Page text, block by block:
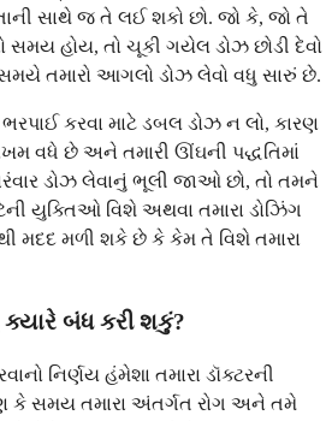
સાથે જ તે લઈ શકો છો. જો કે, જો તે
હોય, તો ચૂકી ગયેલ ડોઝ છોડી દેવો
તમારો આગલો ડોઝ લેવો વધુ સારું છે.
કરવા માટે ડબલ ડોઝ ન લો, કારણ
વધે છે અને તમારી ઊંઘની પદ્ધતિમાં
ડોઝ લેવાનું ભૂલી જાઓ છો, તો તમને
યુક્તિઓ વિશે અથવા તમારા ડોઝિંગ
મદદ મળી શકે છે કે કેમ તે વિશે તમારા
ક્યારે બંધ કરી શકું?
નિર્ણય હંમેશા તમારા ડૉક્ટરની
કે સમય તમારા અંતર્ગત રોગ અને તમે